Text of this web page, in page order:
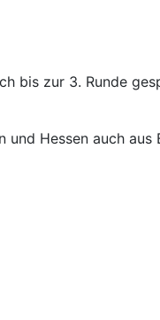
bis zur 3. Runde
Hessen auch